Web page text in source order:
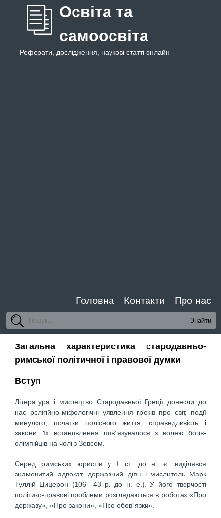
Освіта та
самоосвіта
Реферати, дослідження, наукові статті онлайн
Головна Контакти Про нас
Загальна характеристика стародавньо-
римської політичної і правової думки
Вступ
Література і мистецтво Стародавньої Греції донесли до
нас релігійно-міфологічні уявлення греків про світ, події
минулого, початки полісного життя, справедливість і
закони. їх встановлення пов´язувалося з волею богів-
олімпійців на чолі з Зевсом.
Серед римських юристів у І ст. до н. є. виділявся
знаменитий адвокат, державний діяч і мислитель Марк
Туллій Цицерон (106—43 р. до н. е.). У його творчості
політико-правові проблеми розглядаються в роботах «Про
державу», «Про закони», «Про обов´язки».